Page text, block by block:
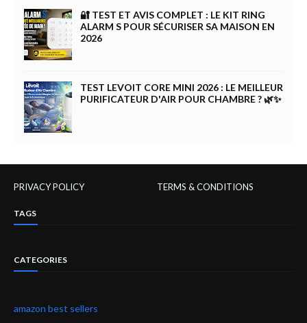
🔐 TEST ET AVIS COMPLET : LE KIT RING
ALARM S POUR SÉCURISER SA MAISON EN
2026
TEST LEVOIT CORE MINI 2026 : LE MEILLEUR
PURIFICATEUR D'AIR POUR CHAMBRE ? 🌿✨
PRIVACY POLICY TERMS & CONDITIONS
TAGS
CATEGORIES
amazon best sellers